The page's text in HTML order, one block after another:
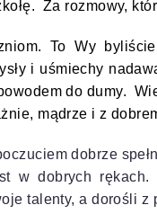
Za rozmowy,
To Wy
i uśmiechy
do dumy.
mądrze i z
dobrze
w dobrych
talenty, a dorośli z